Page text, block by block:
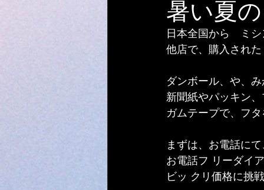
暑い夏
日本全国から　ミ
他店で、購入され
ダンボール、や、
新聞紙やパッキン
ガムテープで、フ
まずは、お電話に
お電話フ リーダイ
ビッ クリ価格に